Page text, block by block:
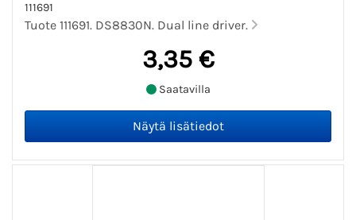
111691
Tuote 111691. DS8830N. Dual line driver.
3,35 €
Saatavilla